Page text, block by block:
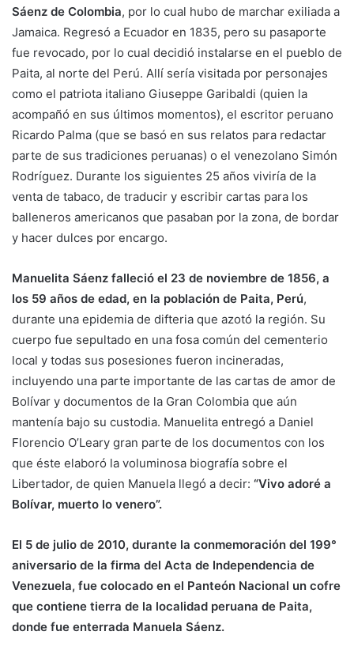
Sáenz de Colombia, por lo cual hubo de marchar exiliada a
Jamaica. Regresó a Ecuador en 1835, pero su pasaporte
fue revocado, por lo cual decidió instalarse en el pueblo de
Paita, al norte del Perú. Allí sería visitada por personajes
como el patriota italiano Giuseppe Garibaldi (quien la
acompañó en sus últimos momentos), el escritor peruano
Ricardo Palma (que se basó en sus relatos para redactar
parte de sus tradiciones peruanas) o el venezolano Simón
Rodríguez. Durante los siguientes 25 años viviría de la
venta de tabaco, de traducir y escribir cartas para los
balleneros americanos que pasaban por la zona, de bordar
y hacer dulces por encargo.
Manuelita Sáenz falleció el 23 de noviembre de 1856, a
los 59 años de edad, en la población de Paita, Perú,
durante una epidemia de difteria que azotó la región. Su
cuerpo fue sepultado en una fosa común del cementerio
local y todas sus posesiones fueron incineradas,
incluyendo una parte importante de las cartas de amor de
Bolívar y documentos de la Gran Colombia que aún
mantenía bajo su custodia. Manuelita entregó a Daniel
Florencio O’Leary gran parte de los documentos con los
que éste elaboró la voluminosa biografía sobre el
Libertador, de quien Manuela llegó a decir: “Vivo adoré a
Bolívar, muerto lo venero”.
El 5 de julio de 2010, durante la conmemoración del 199°
aniversario de la firma del Acta de Independencia de
Venezuela, fue colocado en el Panteón Nacional un cofre
que contiene tierra de la localidad peruana de Paita,
donde fue enterrada Manuela Sáenz.